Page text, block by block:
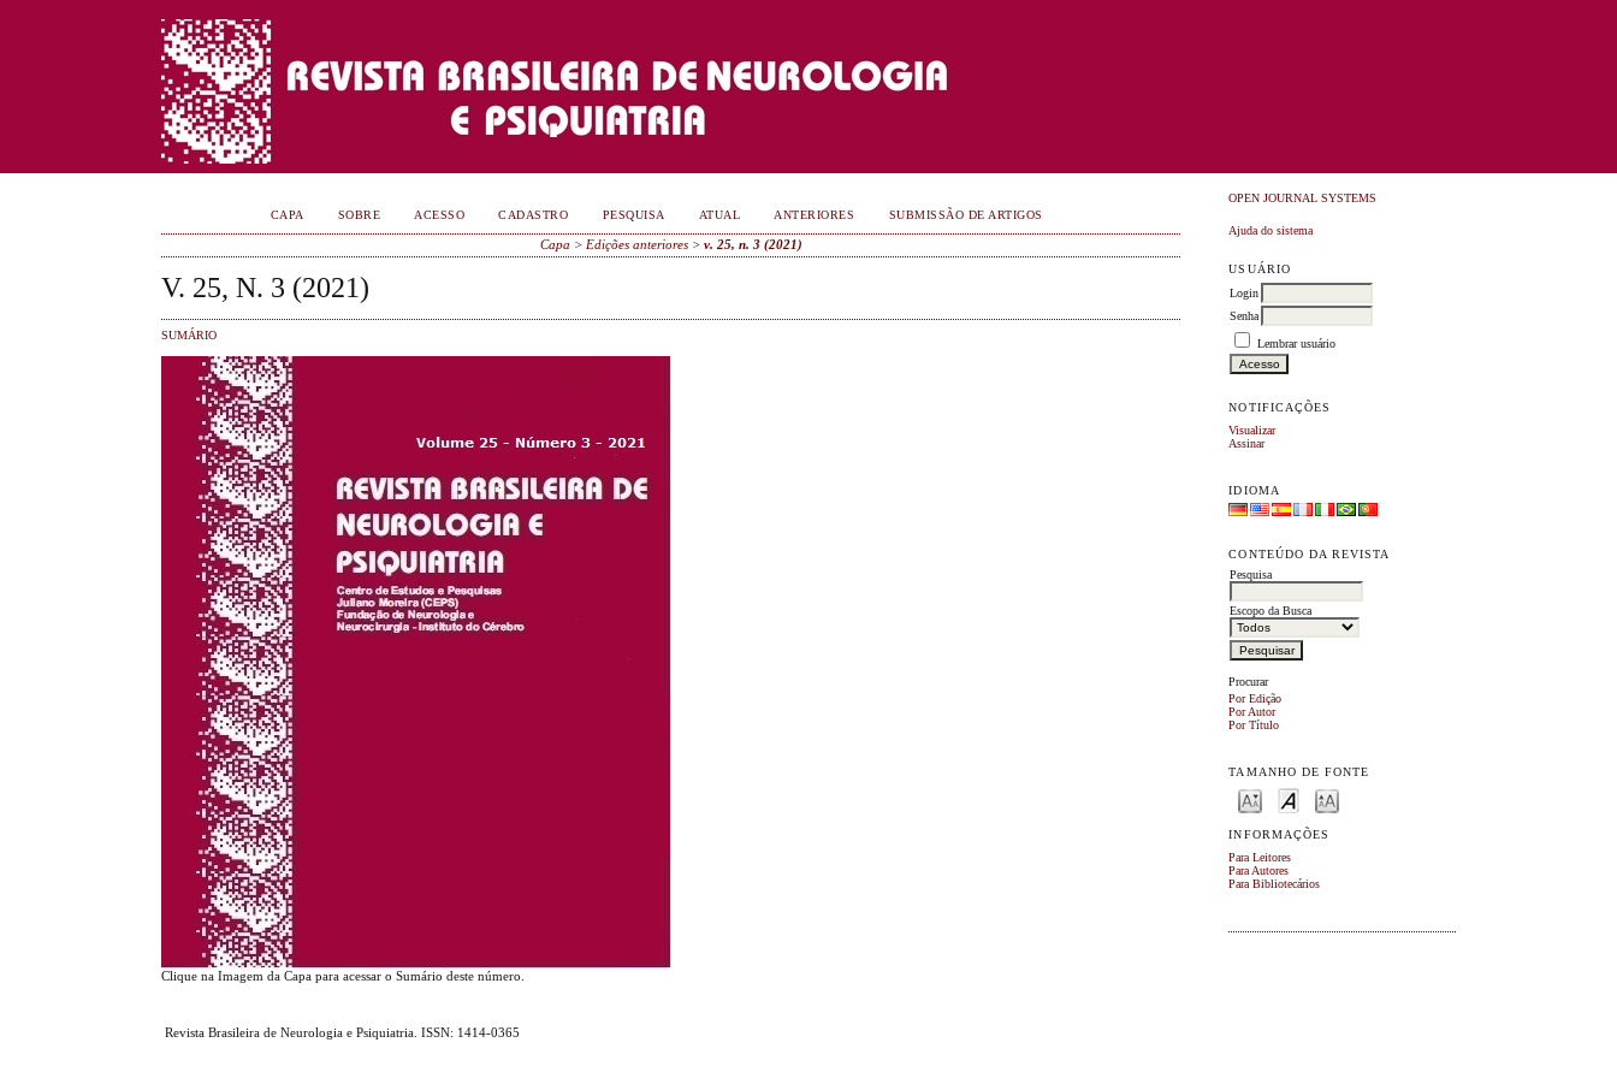
OPEN JOURNAL SYSTEMS
Ajuda do sistema
USUÁRIO
Login
Senha
Lembrar usuário
NOTIFICAÇÕES
Visualizar
Assinar
IDIOMA
CONTEÚDO DA REVISTA
Pesquisa
Escopo da Busca
Procurar
Por Edição
Por Autor
Por Título
TAMANHO DE FONTE
INFORMAÇÕES
Para Leitores
Para Autores
Para Bibliotecários
CAPA SOBRE ACESSO CADASTRO PESQUISA ATUAL ANTERIORES SUBMISSÃO DE ARTIGOS
Capa > Edições anteriores> v. 25, n. 3 (2021)
V. 25, N. 3 (2021)
SUMÁRIO
Clique na Imagem da Capa para acessar o Sumário deste número.
Revista Brasileira de Neurologia e Psiquiatria. ISSN: 1414-0365